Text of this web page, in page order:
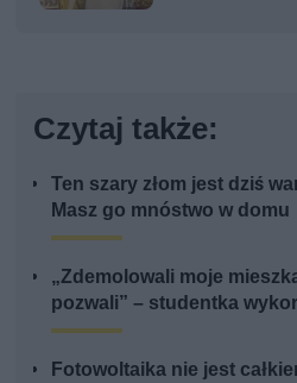
Czytaj także:
Ten szary złom jest dziś
Masz go mnóstwo w domu
„Zdemolowali moje
pozwali” – studentka
Fotowoltaika nie jest